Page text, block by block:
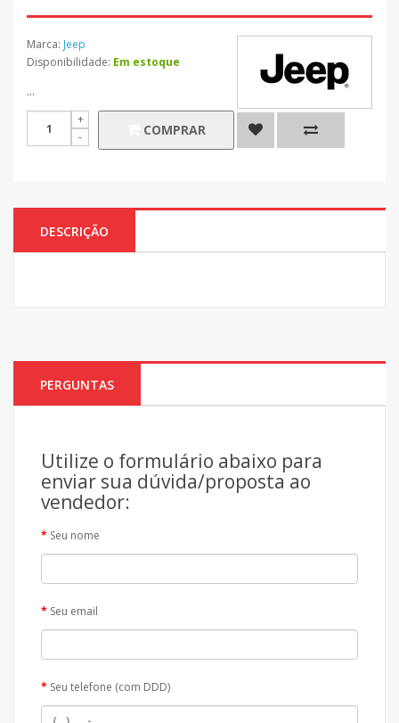
Marca: Jeep
Disponibilidade: Em estoque
...
COMPRAR
DESCRIÇÃO
PERGUNTAS
Utilize o formulário abaixo para
enviar sua dúvida/proposta ao
vendedor:
Seu nome
Seu email
Seu telefone (com DDD)